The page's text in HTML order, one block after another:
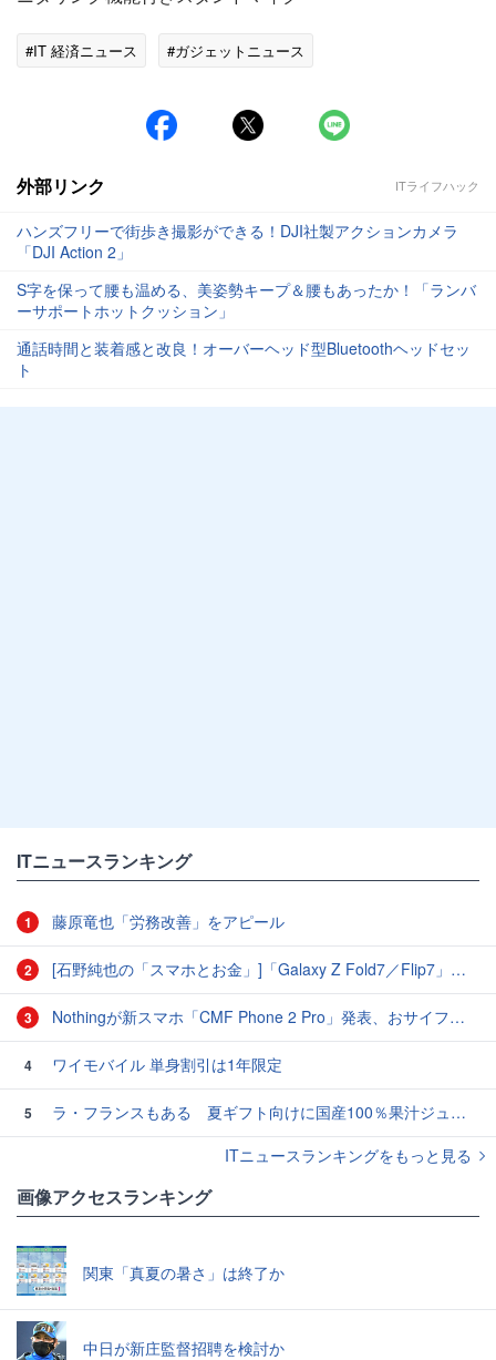
#IT 経済ニュース #ガジェットニュース
外部リンク ITライフハック
ハンズフリーで街歩き撮影ができる！DJI社製アクションカメラ
「DJI Action 2」
S字を保って腰も温める、美姿勢キープ＆腰もあったか！「ランバ
ーサポートホットクッション」
通話時間と装着感と改良！オーバーヘッド型Bluetoothヘッドセッ
ト
ITニュースランキング
1 藤原竜也「労務改善」をアピール
2 [石野純也の「スマホとお金」]「Galaxy Z Fold7／Flip7」発表、注目したいソフトバンクの価格攻勢
3 Nothingが新スマホ「CMF Phone 2 Pro」発表、おサイフケータイ・eSIM対応で4万円台
4 ワイモバイル 単身割引は1年限定
5
ラ・フランスもある 夏ギフト向けに国産100％果汁ジュース
ITニュースランキングをもっと見る
画像アクセスランキング
関東「真夏の暑さ」は終了か
中日が新庄監督招聘を検討か